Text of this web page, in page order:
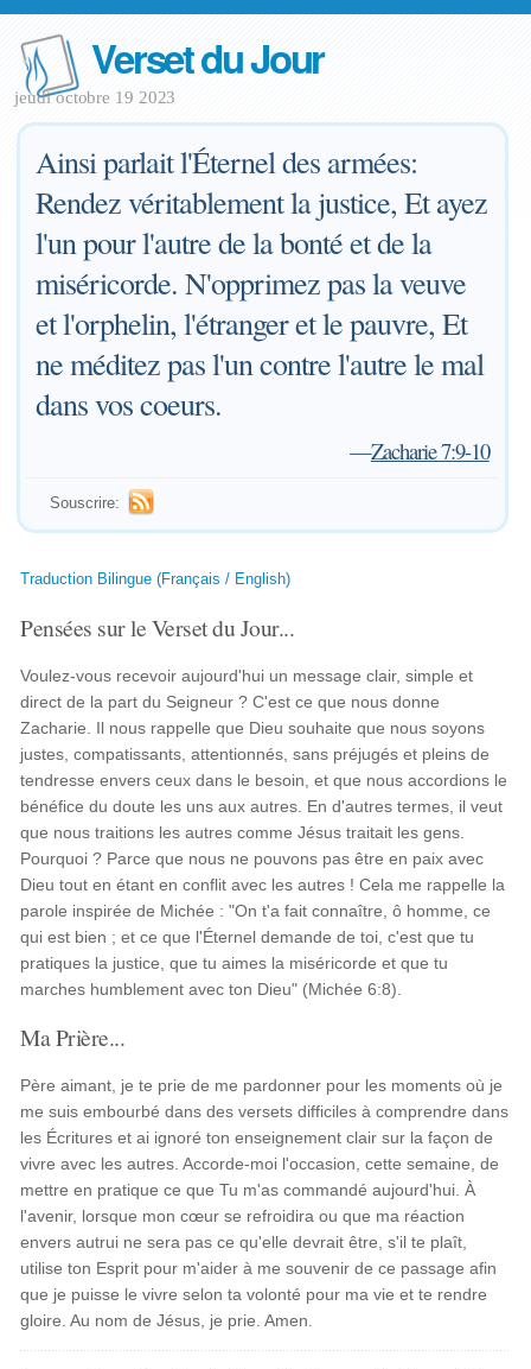
Verset du Jour
jeudi octobre 19 2023
Ainsi parlait l'Éternel des armées:
Rendez véritablement la justice, Et ayez
l'un pour l'autre de la bonté et de la
miséricorde. N'opprimez pas la veuve
et l'orphelin, l'étranger et le pauvre, Et
ne méditez pas l'un contre l'autre le mal
dans vos coeurs.
—Zacharie 7:9-10
Souscrire:
Traduction Bilingue (Français / English)
Pensées sur le Verset du Jour...
Voulez-vous recevoir aujourd'hui un message clair, simple et
direct de la part du Seigneur ? C'est ce que nous donne
Zacharie. Il nous rappelle que Dieu souhaite que nous soyons
justes, compatissants, attentionnés, sans préjugés et pleins de
tendresse envers ceux dans le besoin, et que nous accordions le
bénéfice du doute les uns aux autres. En d'autres termes, il veut
que nous traitions les autres comme Jésus traitait les gens.
Pourquoi ? Parce que nous ne pouvons pas être en paix avec
Dieu tout en étant en conflit avec les autres ! Cela me rappelle la
parole inspirée de Michée : "On t'a fait connaître, ô homme, ce
qui est bien ; et ce que l'Éternel demande de toi, c'est que tu
pratiques la justice, que tu aimes la miséricorde et que tu
marches humblement avec ton Dieu" (Michée 6:8).
Ma Prière...
Père aimant, je te prie de me pardonner pour les moments où je
me suis embourbé dans des versets difficiles à comprendre dans
les Écritures et ai ignoré ton enseignement clair sur la façon de
vivre avec les autres. Accorde-moi l'occasion, cette semaine, de
mettre en pratique ce que Tu m'as commandé aujourd'hui. À
l'avenir, lorsque mon cœur se refroidira ou que ma réaction
envers autrui ne sera pas ce qu'elle devrait être, s'il te plaît,
utilise ton Esprit pour m'aider à me souvenir de ce passage afin
que je puisse le vivre selon ta volonté pour ma vie et te rendre
gloire. Au nom de Jésus, je prie. Amen.